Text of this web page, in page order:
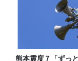
熊本震度７「ずっ